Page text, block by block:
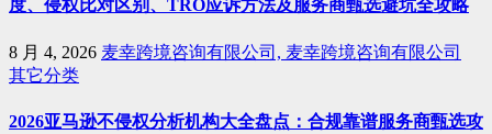
度、侵权比对区别、TRO应诉方法及服务商甄选避坑全攻略
8 月 4, 2026 麦幸跨境咨询有限公司, 麦幸跨境咨询有限公司
其它分类
2026亚马逊不侵权分析机构大全盘点：合规靠谱服务商甄选攻